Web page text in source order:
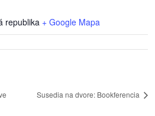
republika + Google Mapa
Susedia na dvore: Bookferencia